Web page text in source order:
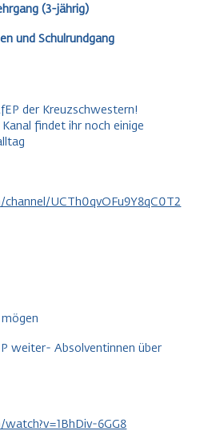
(3-jährig)
und Schulrundgang
der Kreuzschwestern!
findet ihr noch einige
UCTh0qvOFu9Y8qC0T2
weiter- Absolventinnen über
6GG8